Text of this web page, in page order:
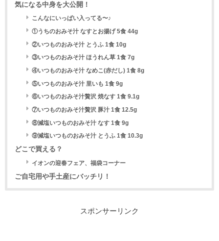
気になる中身を大公開！
こんなにいっぱい入ってる〜♪
①うちのおみそ汁 なすとお揚げ 5食 44g
②いつものおみそ汁 とうふ 1食 10g
③いつものおみそ汁 ほうれん草 1食 7g
④いつものおみそ汁 なめこ(赤だし) 1食 8g
⑤いつものおみそ汁 里いも 1食 9g
⑥いつものおみそ汁贅沢 焼なす 1食 9.1g
⑦いつものおみそ汁贅沢 豚汁 1食 12.5g
⑧減塩いつものおみそ汁 なす 1食 9g
⑨減塩いつものおみそ汁 とうふ 1食 10.3g
どこで買える？
イオンの迎春フェア、福袋コーナー
ご自宅用や手土産にバッチリ！
スポンサーリンク